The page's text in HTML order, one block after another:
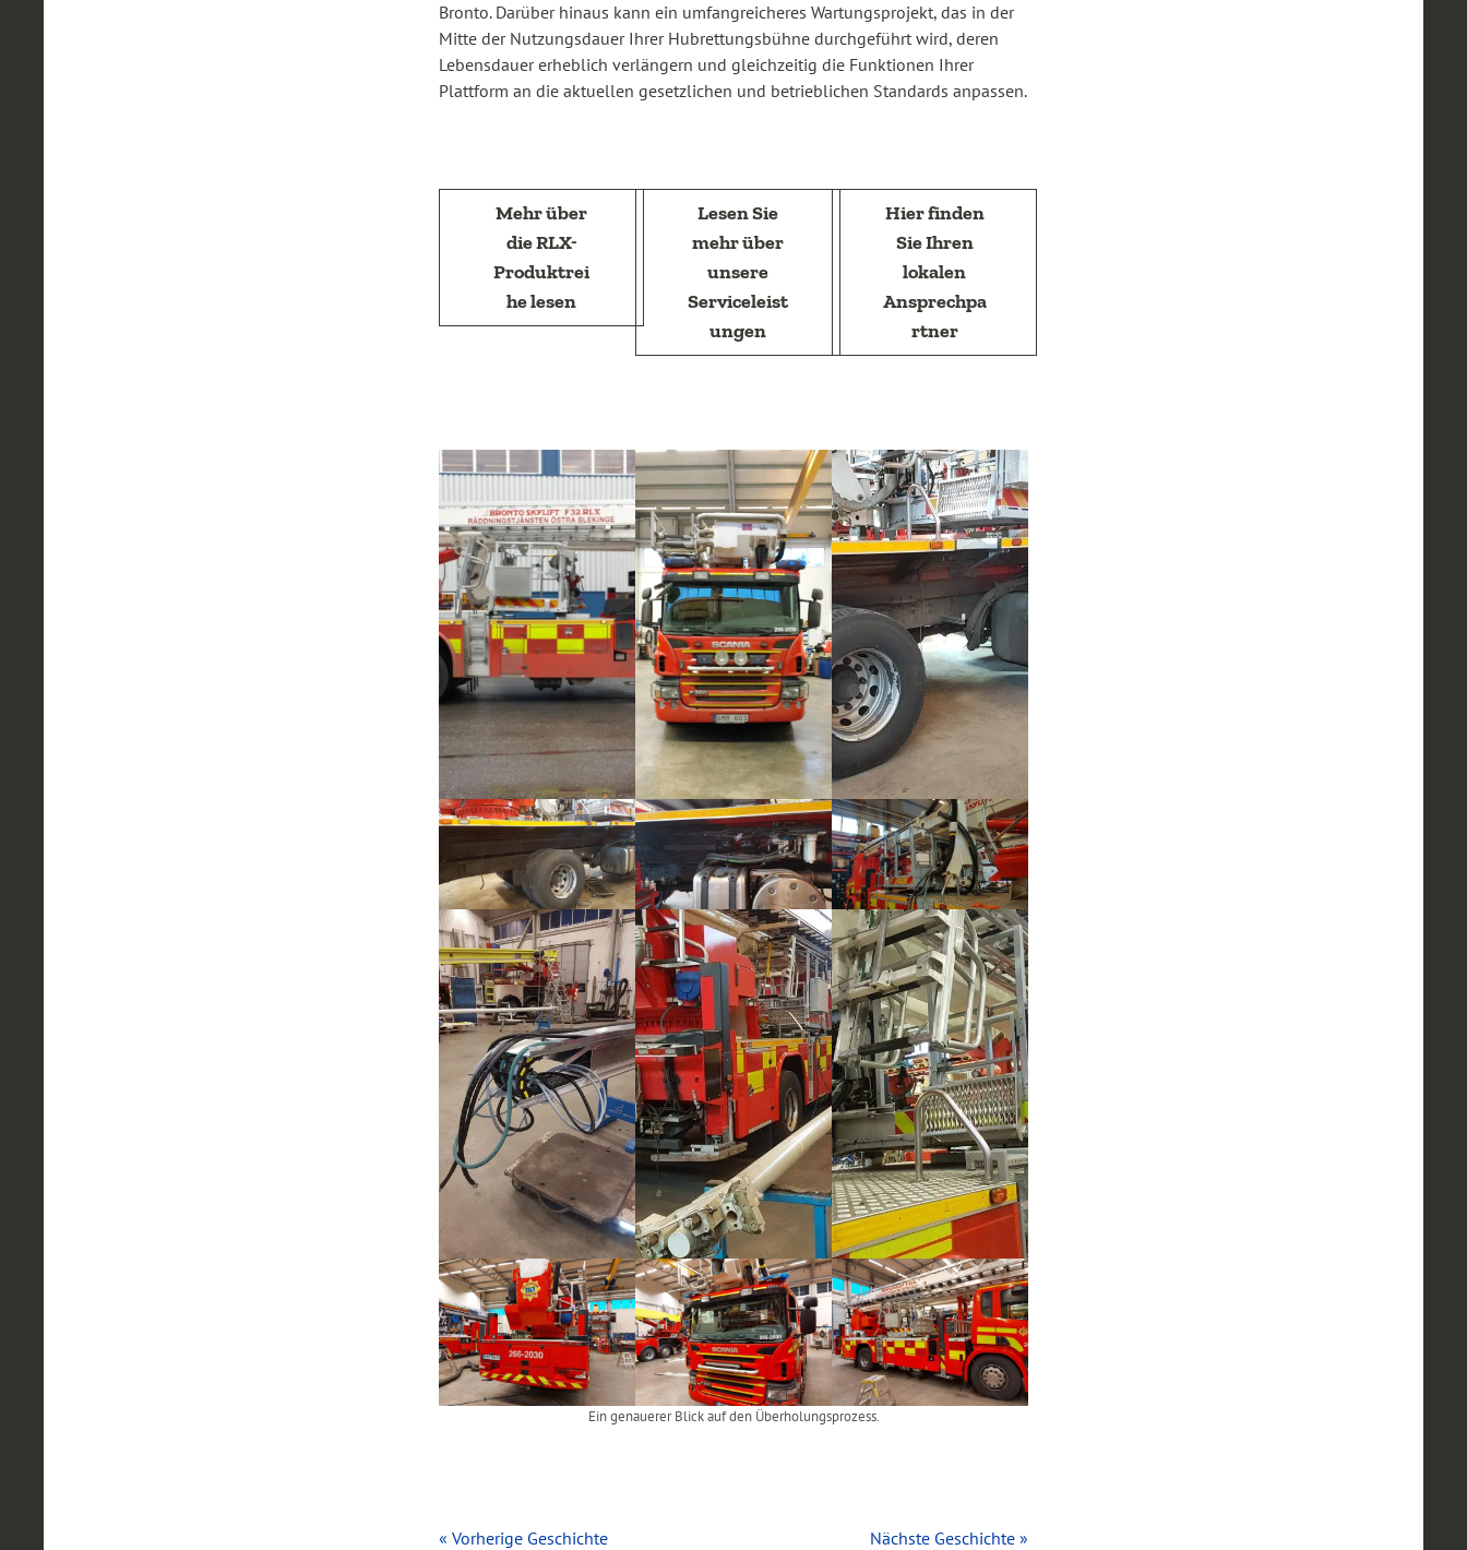
Bronto. Darüber hinaus kann ein umfangreicheres Wartungsprojekt, das in der
Mitte der Nutzungsdauer Ihrer Hubrettungsbühne durchgeführt wird, deren
Lebensdauer erheblich verlängern und gleichzeitig die Funktionen Ihrer
Plattform an die aktuellen gesetzlichen und betrieblichen Standards anpassen.
Mehr über
die RLX-
Produktrei
he lesen
Lesen Sie
mehr über
unsere
Serviceleist
ungen
Hier finden
Sie Ihren
lokalen
Ansprechpa
rtner
Ein genauerer Blick auf den Überholungsprozess.
« Vorherige Geschichte Nächste Geschichte »